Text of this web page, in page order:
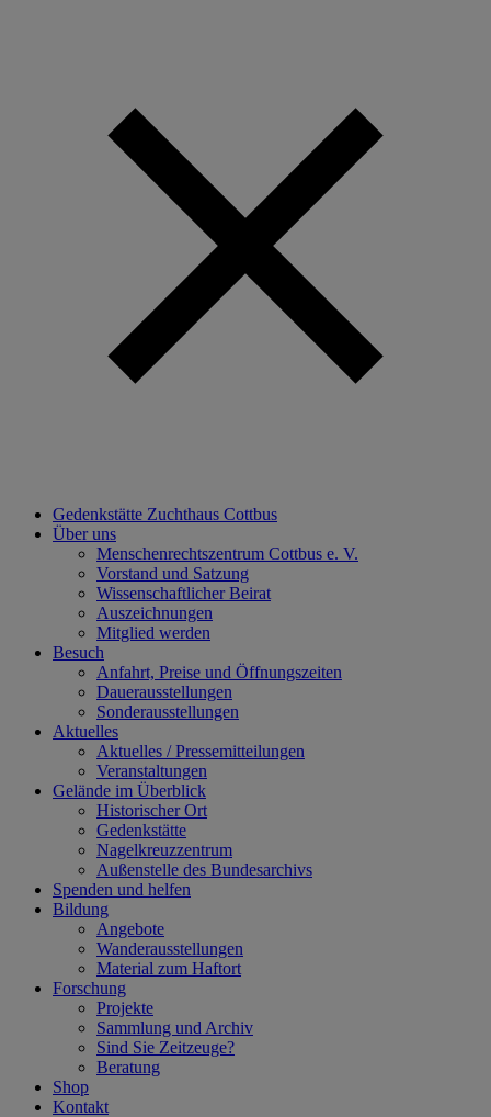
Gedenkstätte Zuchthaus Cottbus
Über uns
Menschenrechtszentrum Cottbus e. V.
Vorstand und Satzung
Wissenschaftlicher Beirat
Auszeichnungen
Mitglied werden
Besuch
Anfahrt, Preise und Öffnungszeiten
Dauerausstellungen
Sonderausstellungen
Aktuelles
Aktuelles / Pressemitteilungen
Veranstaltungen
Gelände im Überblick
Historischer Ort
Gedenkstätte
Nagelkreuzzentrum
Außenstelle des Bundesarchivs
Spenden und helfen
Bildung
Angebote
Wanderausstellungen
Material zum Haftort
Forschung
Projekte
Sammlung und Archiv
Sind Sie Zeitzeuge?
Beratung
Shop
Kontakt